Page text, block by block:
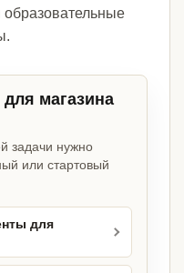
образовательные
магазина
задачи нужно
или стартовый
для